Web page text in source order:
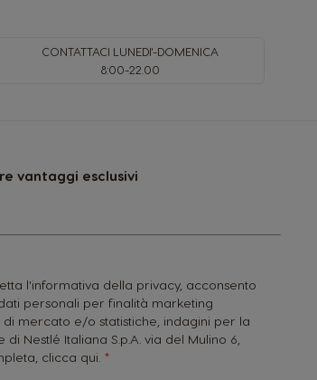
CONTATTACI LUNEDI'-DOMENICA
8:00-22.00
vantaggi esclusivi
l'informativa della privacy, acconsento
personali per finalità marketing
mercato e/o statistiche, indagini per la
Nestlé Italiana S.p.A. via del Mulino 6,
clicca qui.